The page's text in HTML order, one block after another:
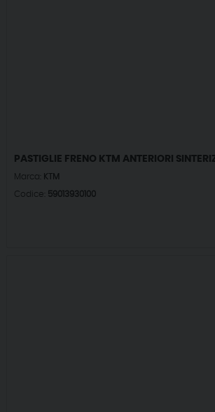
PASTIGLIE FRENO KTM ANTERIORI
Marca: KTM
Codice: 59013930100